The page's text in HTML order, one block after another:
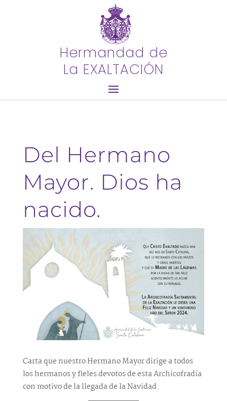
Hermandad de
La EXALTACIÓN
Del Hermano
Mayor. Dios ha
nacido.
Carta que nuestro Hermano Mayor dirige a todos
los hermanos y fieles devotos de esta Archicofradía
con motivo de la llegada de la Navidad.